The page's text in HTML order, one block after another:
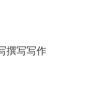
撰写写作